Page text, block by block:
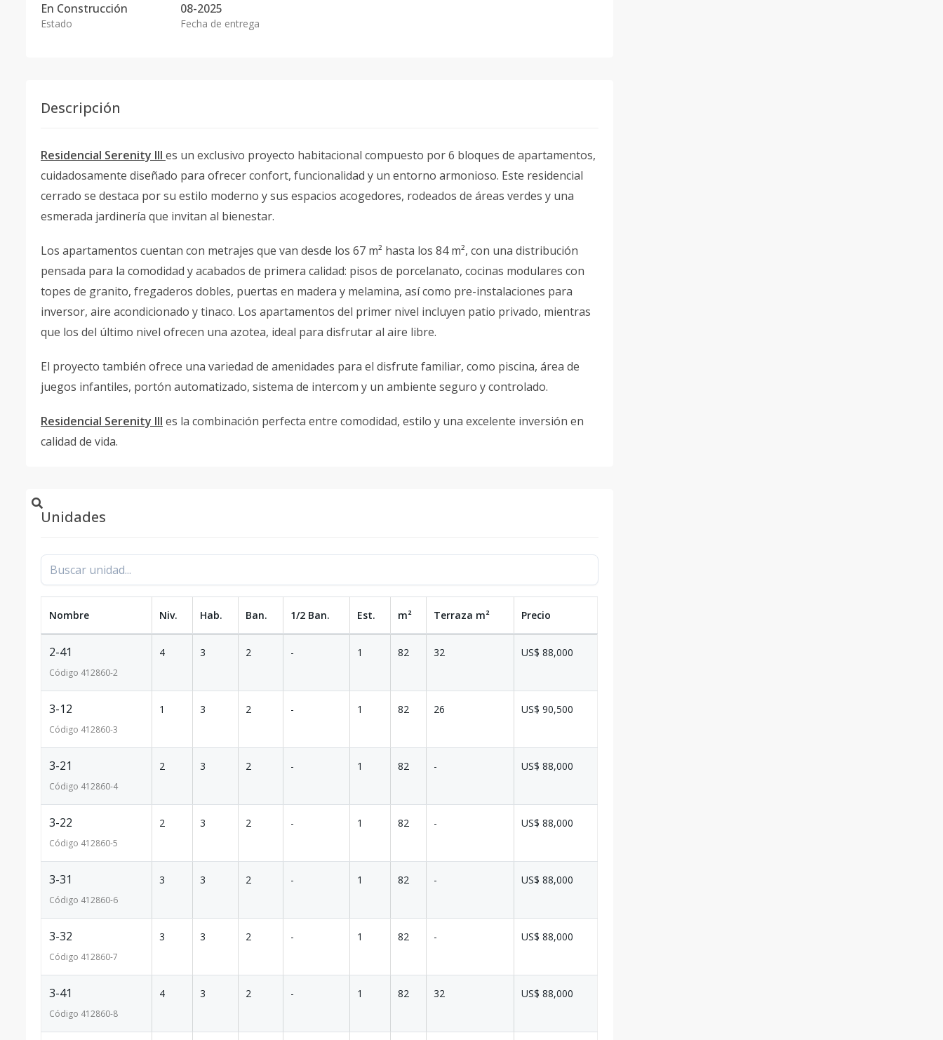
En Construcción
Estado
08-2025
Fecha de entrega
Descripción
Residencial Serenity III es un exclusivo proyecto habitacional compuesto por 6 bloques de apartamentos,
cuidadosamente diseñado para ofrecer confort, funcionalidad y un entorno armonioso. Este residencial
cerrado se destaca por su estilo moderno y sus espacios acogedores, rodeados de áreas verdes y una
esmerada jardinería que invitan al bienestar.
Los apartamentos cuentan con metrajes que van desde los 67 m² hasta los 84 m², con una distribución
pensada para la comodidad y acabados de primera calidad: pisos de porcelanato, cocinas modulares con
topes de granito, fregaderos dobles, puertas en madera y melamina, así como pre-instalaciones para
inversor, aire acondicionado y tinaco. Los apartamentos del primer nivel incluyen patio privado, mientras
que los del último nivel ofrecen una azotea, ideal para disfrutar al aire libre.
El proyecto también ofrece una variedad de amenidades para el disfrute familiar, como piscina, área de
juegos infantiles, portón automatizado, sistema de intercom y un ambiente seguro y controlado.
Residencial Serenity III es la combinación perfecta entre comodidad, estilo y una excelente inversión en
calidad de vida.
Unidades
Nombre Niv. Hab. Ban. 1/2 Ban. Est. m² Terraza m² Precio
2-41
Código 412860-2
4 3 2 - 1 82 32 US$ 88,000
3-12
Código 412860-3
1 3 2 - 1 82 26 US$ 90,500
3-21
Código 412860-4
2 3 2 - 1 82 - US$ 88,000
3-22
Código 412860-5
2 3 2 - 1 82 - US$ 88,000
3-31
Código 412860-6
3 3 2 - 1 82 - US$ 88,000
3-32
Código 412860-7
3 3 2 - 1 82 - US$ 88,000
3-41
Código 412860-8
4 3 2 - 1 82 32 US$ 88,000